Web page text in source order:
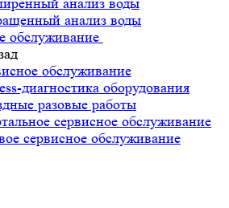
анализ воды
анализ воды
обслуживание
обслуживание
диагностика оборудования
разовые работы
сервисное обслуживание
сервисное обслуживание